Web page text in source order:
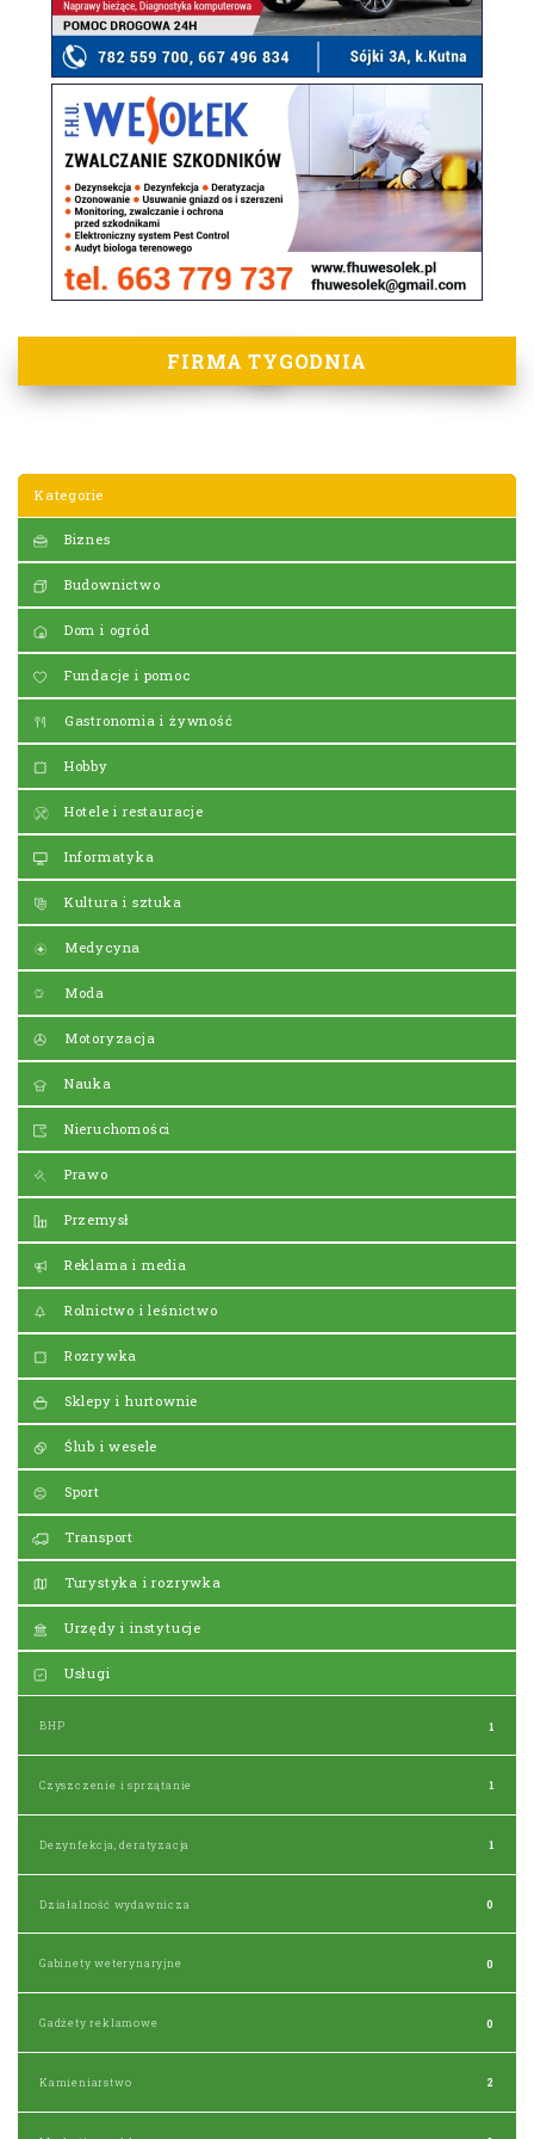
FIRMA TYGODNIA
Kategorie
Biznes
Budownictwo
Dom i ogród
Fundacje i pomoc
Gastronomia i żywność
Hobby
Hotele i restauracje
Informatyka
Kultura i sztuka
Medycyna
Moda
Motoryzacja
Nauka
Nieruchomości
Prawo
Przemysł
Reklama i media
Rolnictwo i leśnictwo
Rozrywka
Sklepy i hurtownie
Ślub i wesele
Sport
Transport
Turystyka i rozrywka
Urzędy i instytucje
Usługi
BHP 1
Czyszczenie i sprzątanie 1
Dezynfekcja, deratyzacja 1
Działalność wydawnicza 0
Gabinety weterynaryjne 0
Gadżety reklamowe 0
Kamieniarstwo 2